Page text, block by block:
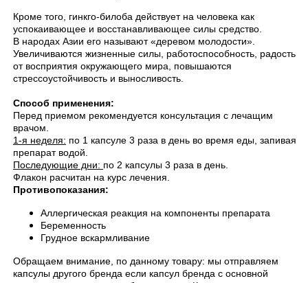
Кроме того, гинкго-билоба действует на человека как
успокаивающее и восстанавливающее силы средство.
В народах Азии его называют «деревом молодости».
Увеличиваются жизненные силы, работоспособность, радость
от восприятия окружающего мира, повышаются
стрессоустойчивость и выносливость.
Способ применения:
Перед приемом рекомендуется консультация с лечащим
врачом.
1-я неделя: по 1 капсуле 3 раза в день во время еды, запивая
препарат водой.
Последующие дни: по 2 капсулы 3 раза в день.
Флакон расчитан на курс лечения.
Противопоказания:
Аллергическая реакция на компоненты препарата
Беременность
Грудное вскармливание
Обращаем внимание, по данному товару: мы отправляем
капсулы другого бренда если капсул бренда с основной